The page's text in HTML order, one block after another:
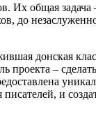
Их общая задача
до
донская
проекта –
и